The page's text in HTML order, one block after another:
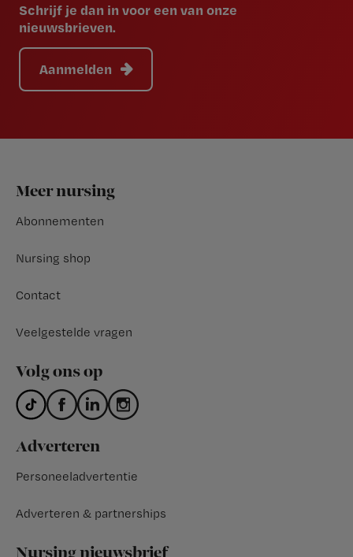
Schrijf je dan in voor een van onze
nieuwsbrieven.
Aanmelden
Footer
Meer nursing
Abonnementen
Nursing shop
Contact
Veelgestelde vragen
Volg ons op
Adverteren
Personeeladvertentie
Adverteren & partnerships
Nursing nieuwsbrief